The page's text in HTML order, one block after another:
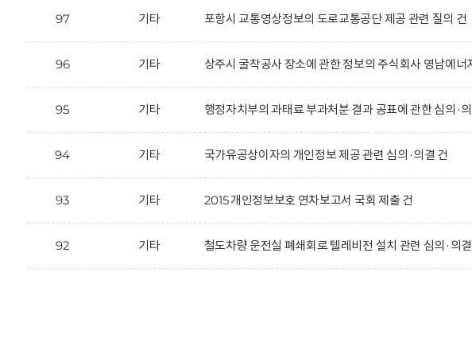
97 기타 포항시 교통영상정보의 도로교통공단 제공 관련 질의 건
96 기타 상주시 굴착공사 장소에 관한 정보의 주식회사 영남에너
95 기타 행정자치부의 과태료 부과처분 결과 공표에 관한 심의·
94 기타 국가유공상이자의 개인정보 제공 관련 심의·의결 건
93 기타 2015 개인정보보호 연차보고서 국회 제출 건
92 기타 철도차량 운전실 폐쇄회로 텔레비전 설치 관련 심의·의